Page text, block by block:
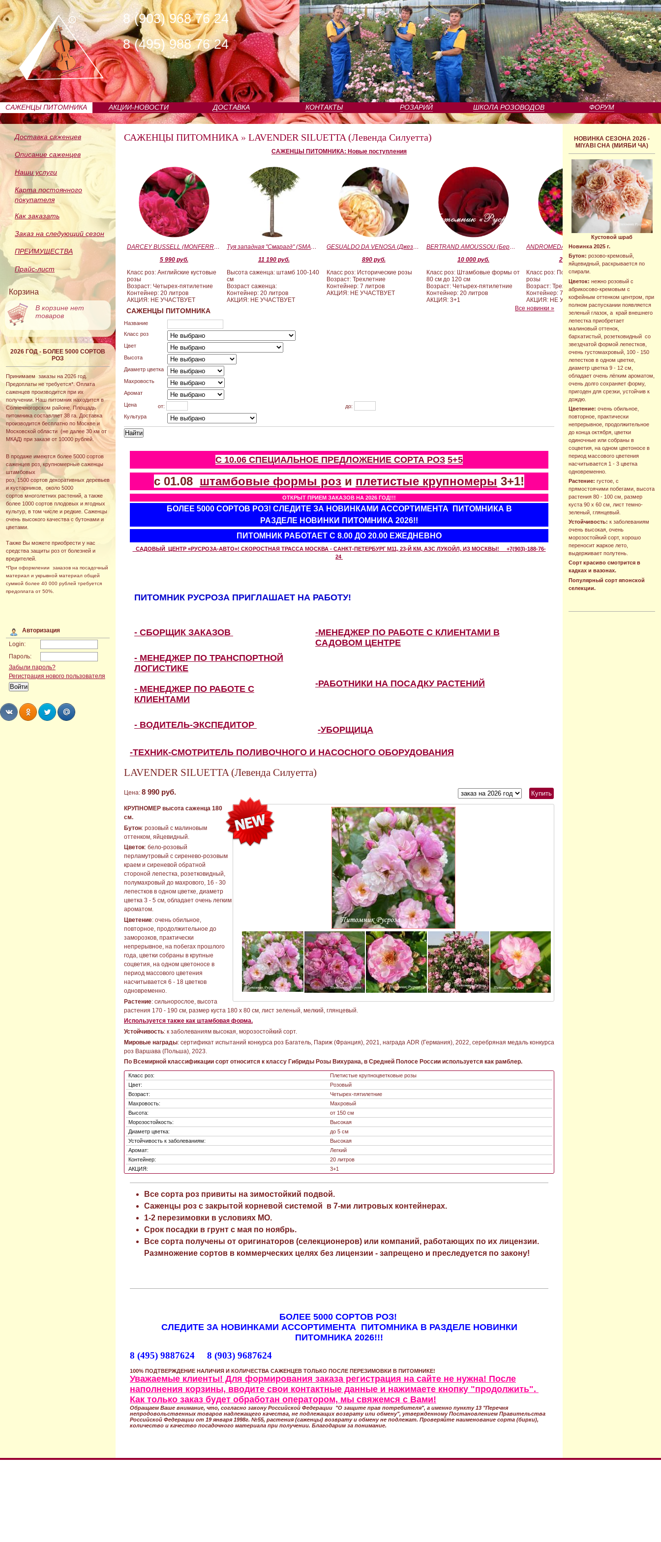
8 (903) 968 76 24
8 (495) 988 76 24
САЖЕНЦЫ ПИТОМНИКА АКЦИИ-НОВОСТИ ДОСТАВКА КОНТАКТЫ РОЗАРИЙ ШКОЛА РОЗОВОДОВ ФОРУМ
Доставка саженцев
Описание саженцев
Наши услуги
Карта постоянного
покупателя
Как заказать
Заказ на следующий сезон
ПРЕИМУЩЕСТВА
Прайс-лист
Корзина
В корзине нет
товаров
2026 ГОД - БОЛЕЕ 5000 СОРТОВ
РОЗ
Принимаем заказы на 2026 год.
Предоплаты не требуется*. Оплата
саженцев производится при их
получении. Наш питомник находится в
Солнечногорском районе. Площадь
питомника составляет 38 га. Доставка
производится бесплатно по Москве и
Московской области (не далее 30 км от
МКАД) при заказе от 10000 рублей.
В продаже имеются более 5000 сортов
саженцев роз, крупномерные саженцы
штамбовых
роз, 1500 сортов декоративных деревьев
и кустарников, около 5000
сортов многолетних растений, а также
более 1000 сортов плодовых и ягодных
культур, в том числе и редкие. Саженцы
очень высокого качества с бутонами и
цветами.
Также Вы можете приобрести у нас
средства защиты роз от болезней и
вредителей.
*При оформлении заказов на посадочный
материал и укрывной материал общей
суммой более 40 000 рублей требуется
предоплата от 50%.
Авторизация
Login:
Пароль:
Забыли пароль?
Регистрация нового пользователя
НОВИНКА СЕЗОНА 2026 -
MIYABI CHA (МИЯБИ ЧА)
Кустовой шраб
Новинка 2025 г.
Бутон: розово-кремовый,
яйцевидный, раскрывается по
спирали.
Цветок: нежно розовый с
абрикосово-кремовым с
кофейным оттенком центром, при
полном распускании появляется
зеленый глазок, а край внешнего
лепестка приобретает
малиновый оттенок,
бархатистый, розетковидный со
звездчатой формой лепестков,
очень густомахровый, 100 - 150
лепестков в одном цветке,
диаметр цветка 9 - 12 см,
обладает очень лёгким ароматом,
очень долго сохраняет форму,
пригоден для срезки, устойчив к
дождю.
Цветение: очень обильное,
повторное, практически
непрерывное, продолжительное
до конца октября, цветки
одиночные или собраны в
соцветия, на одном цветоносе в
период массового цветения
насчитывается 1 - 3 цветка
одновременно.
Растение: густое, с
прямостоячими побегами, высота
растения 80 - 100 см, размер
куста 90 х 60 см, лист темно-
зеленый, глянцевый.
Устойчивость: к заболеваниям
очень высокая, очень
морозостойкий сорт, хорошо
переносит жаркое лето,
выдерживает полутень.
Сорт красиво смотрится в
кадках и вазонах.
Популярный сорт японской
селекции.
САЖЕНЦЫ ПИТОМНИКА » LAVENDER SILUETTA (Левенда Силуетта)
САЖЕНЦЫ ПИТОМНИКА: Новые поступления
DARCEY BUSSELL (MONFERRATO) (Дарси Басл)
5 990 руб.
Класс роз: Английские кустовые
розы
Возраст: Четырех-пятилетние
Контейнер: 20 литров
АКЦИЯ: НЕ УЧАСТВУЕТ
Туя западная "Смарагд" (SMARAGD) ШТАМБ 100-140
11 190 руб.
Высота саженца: штамб 100-140
см
Возраст саженца:
Контейнер: 20 литров
АКЦИЯ: НЕ УЧАСТВУЕТ
GESUALDO DA VENOSA (Джезуальдо Ди Веноза)
890 руб.
Класс роз: Исторические розы
Возраст: Трехлетние
Контейнер: 7 литров
АКЦИЯ: НЕ УЧАСТВУЕТ
BERTRAND AMOUSSOU (Бертран Амуссу)
10 000 руб.
Класс роз: Штамбовые формы от
80 см до 120 см
Возраст: Четырех-пятилетние
Контейнер: 20 литров
АКЦИЯ: 3+1
2 090 руб.
Класс роз: Почвопокровные
розы
Возраст: Трехлетние
Контейнер: 7 литров
АКЦИЯ: НЕ УЧАСТВУЕТ
Все новинки »
САЖЕНЦЫ ПИТОМНИКА
Название
Класс роз
Цвет
Высота
Диаметр цветка
Махровость
Аромат
Цена
от:
до:
Культура
С 10.06 СПЕЦИАЛЬНОЕ ПРЕДЛОЖЕНИЕ СОРТА РОЗ 5+5
с 01.08 штамбовые формы роз и плетистые крупномеры 3+1!
ОТКРЫТ ПРИЕМ ЗАКАЗОВ НА 2026 ГОД!!!
БОЛЕЕ 5000 СОРТОВ РОЗ! СЛЕДИТЕ ЗА НОВИНКАМИ АССОРТИМЕНТА ПИТОМНИКА В
РАЗДЕЛЕ НОВИНКИ ПИТОМНИКА 2026!!
ПИТОМНИК РАБОТАЕТ С 8.00 ДО 20.00 ЕЖЕДНЕВНО
САДОВЫЙ ЦЕНТР «РУСРОЗА-АВТО»! СКОРОСТНАЯ ТРАССА МОСКВА - САНКТ-ПЕТЕРБУРГ М11, 23-Й КМ, АЗС ЛУКОЙЛ, ИЗ МОСКВЫ! +7(903)-188-76-
24
ПИТОМНИК РУСРОЗА ПРИГЛАШАЕТ НА РАБОТУ!
- СБОРЩИК ЗАКАЗОВ
-МЕНЕДЖЕР ПО РАБОТЕ С КЛИЕНТАМИ В
САДОВОМ ЦЕНТРЕ
- МЕНЕДЖЕР ПО ТРАНСПОРТНОЙ
ЛОГИСТИКЕ
- МЕНЕДЖЕР ПО РАБОТЕ С
КЛИЕНТАМИ
-РАБОТНИКИ НА ПОСАДКУ РАСТЕНИЙ
- ВОДИТЕЛЬ-ЭКСПЕДИТОР -УБОРЩИЦА
-ТЕХНИК-СМОТРИТЕЛЬ ПОЛИВОЧНОГО И НАСОСНОГО ОБОРУДОВАНИЯ
LAVENDER SILUETTA (Левенда Силуетта)
Цена: 8 990 руб.
КРУПНОМЕР высота саженца 180
см.
Бутон: розовый с малиновым
оттенком, яйцевидный.
Цветок: бело-розовый
перламутровый с сиренево-розовым
краем и сиреневой обратной
стороной лепестка, розетковидный,
полумахровый до махрового, 16 - 30
лепестков в одном цветке, диаметр
цветка 3 - 5 см, обладает очень легким
ароматом.
Цветение: очень обильное,
повторное, продолжительное до
заморозков, практически
непрерывное, на побегах прошлого
года, цветки собраны в крупные
соцветия, на одном цветоносе в
период массового цветения
насчитывается 6 - 18 цветков
одновременно.
Растение: сильнорослое, высота
растения 170 - 190 см, размер куста 180 х 80 см, лист зеленый, мелкий, глянцевый.
Используется также как штамбовая форма.
Устойчивость: к заболеваниям высокая, морозостойкий сорт.
Мировые награды: сертификат испытаний конкурса роз Багатель, Париж (Франция), 2021, награда ADR (Германия), 2022, серебряная медаль конкурса
роз Варшава (Польша), 2023.
По Всемирной классификации сорт относится к классу Гибриды Розы Вихурана, в Средней Полосе России используется как рамблер.
Класс роз:
Плетистые крупноцветковые розы
Цвет:
Розовый
Возраст:
Четырех-пятилетние
Махровость:
Махровый
Высота:
от 150 см
Морозостойкость:
Высокая
Диаметр цветка:
до 5 см
Устойчивость к заболеваниям:
Высокая
Аромат:
Легкий
Контейнер:
20 литров
АКЦИЯ:
3+1
Все сорта роз привиты на зимостойкий подвой.
Саженцы роз с закрытой корневой системой в 7-ми литровых контейнерах.
1-2 перезимовки в условиях МО.
Срок посадки в грунт с мая по ноябрь.
Все сорта получены от оригинаторов (селекционеров) или компаний, работающих по их лицензии.
Размножение сортов в коммерческих целях без лицензии - запрещено и преследуется по закону!
БОЛЕЕ 5000 СОРТОВ РОЗ!
СЛЕДИТЕ ЗА НОВИНКАМИ АССОРТИМЕНТА ПИТОМНИКА В РАЗДЕЛЕ НОВИНКИ
ПИТОМНИКА 2026!!!
8 (495) 9887624 8 (903) 9687624
100% ПОДТВЕРЖДЕНИЕ НАЛИЧИЯ И КОЛИЧЕСТВА САЖЕНЦЕВ ТОЛЬКО ПОСЛЕ ПЕРЕЗИМОВКИ В ПИТОМНИКЕ!
Уважаемые клиенты! Для формирования заказа регистрация на сайте не нужна! После
наполнения корзины, вводите свои контактные данные и нажимаете кнопку "продолжить".
Как только заказ будет обработан оператором, мы свяжемся с Вами!
Обращаем Ваше внимание, что, согласно закону Российской Федерации "О защите прав потребителя", а именно пункту 13 "Перечня
непродовольственных товаров надлежащего качества, не подлежащих возврату или обмену", утвержденному Постановлением Правительства
Российской Федерации от 19 января 1998г. №55, растения (саженцы) возврату и обмену не подлежат. Проверяйте наименование сорта (бирки),
количество и качество посадочного материала при получении. Благодарим за понимание.